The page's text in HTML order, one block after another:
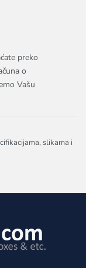
preko
o
Vašu
slikama i